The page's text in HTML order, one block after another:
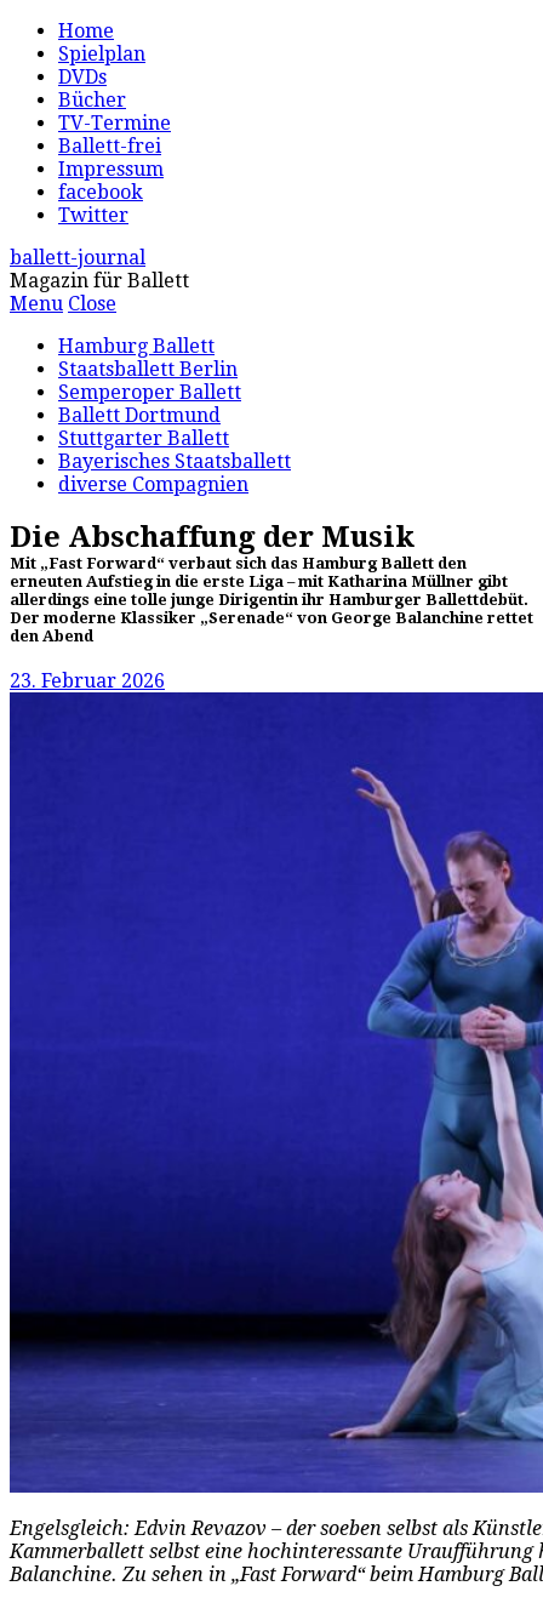
Home
Spielplan
DVDs
Bücher
TV-Termine
Ballett-frei
Impressum
facebook
Twitter
ballett-journal
Magazin für Ballett
Menu Close
Hamburg Ballett
Staatsballett Berlin
Semperoper Ballett
Ballett Dortmund
Stuttgarter Ballett
Bayerisches Staatsballett
diverse Compagnien
Die Abschaffung der Musik
Mit „Fast Forward“ verbaut sich das Hamburg Ballett den
erneuten Aufstieg in die erste Liga – mit Katharina Müllner gibt
allerdings eine tolle junge Dirigentin ihr Hamburger Ballettdebüt.
Der moderne Klassiker „Serenade“ von George Balanchine rettet
den Abend
23. Februar 2026
Engelsgleich: Edvin Revazov – der soeben selbst als
Kammerballett selbst eine hochinteressante Uraufführung
Balanchine. Zu sehen in „Fast Forward“ beim Hamburg